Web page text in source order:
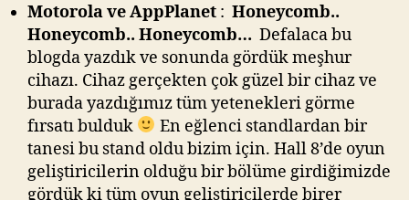
Motorola ve AppPlanet : Honeycomb..
Honeycomb.. Honeycomb… Defalaca bu
blogda yazdık ve sonunda gördük meşhur
cihazı. Cihaz gerçekten çok güzel bir cihaz ve
burada yazdığımız tüm yetenekleri görme
fırsatı bulduk
En eğlenci standlardan bir
tanesi bu stand oldu bizim için. Hall 8’de oyun
geliştiricilerin olduğu bir bölüme girdiğimizde
gördük ki tüm oyun geliştiricilerde birer